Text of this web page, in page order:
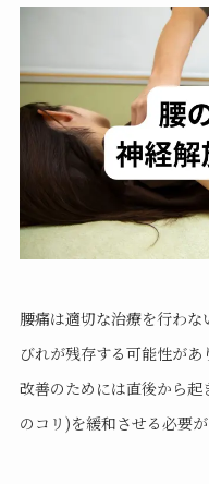
腰痛は適切な治療を行わ
びれが残存する可能性があ
改善のためには直後から
のコリ)を緩和させる必要が